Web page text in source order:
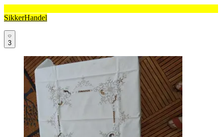
SikkerHandel
3